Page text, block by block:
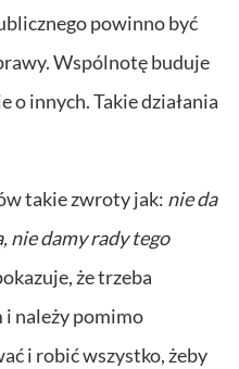
powinno być
Wspólnotę buduje
o innych. Takie działania
takie zwroty jak: nie da
nie damy rady tego
że trzeba
i należy pomimo
i robić wszystko, żeby